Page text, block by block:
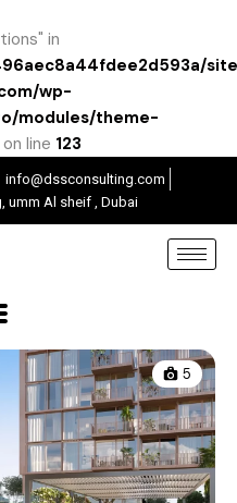
in
wp-
modules/theme-
on line 123
info@dssconsulting.com
umm Al sheif , Dubai
5